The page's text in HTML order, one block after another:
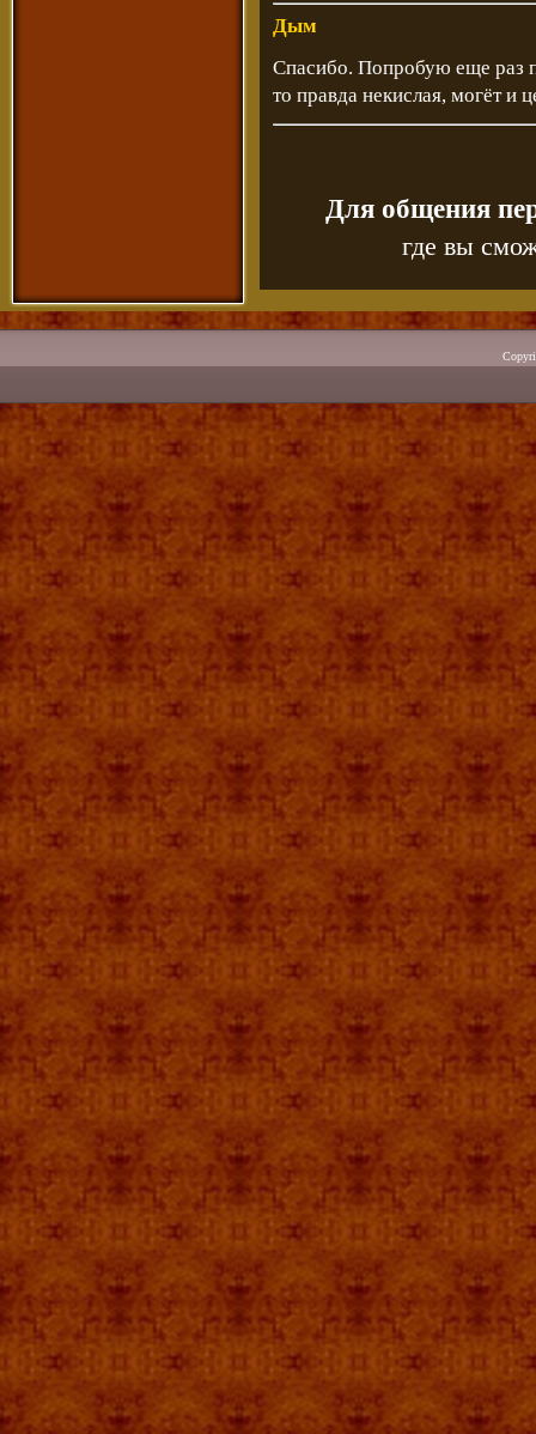
Дым
Спасибо. Попробую еще раз
то правда некислая, могёт и
Для общения
где вы